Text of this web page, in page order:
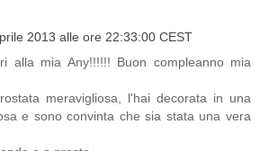
2013 alle ore 22:33:00 CEST
alla mia Any!!!!!! Buon compleanno mia
meravigliosa, l'hai decorata in una
e sono convinta che sia stata una vera